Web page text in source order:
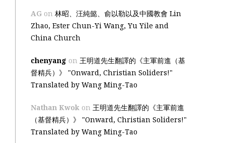
AG on林昭、汪純懿、俞以勒以及中國教會 Lin
Zhao, Ester Chun-Yi Wang, Yu Yile and
China Church
chenyang on王明道先生翻譯的《主軍前進（基
督精兵）》 "Onward, Christian Soliders!"
Translated by Wang Ming-Tao
Nathan Kwok on王明道先生翻譯的《主軍前進
（基督精兵）》 "Onward, Christian Soliders!"
Translated by Wang Ming-Tao